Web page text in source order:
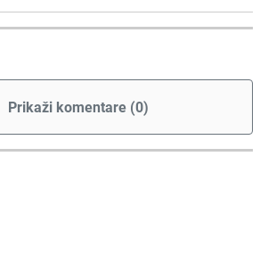
Prikaži komentare (0)